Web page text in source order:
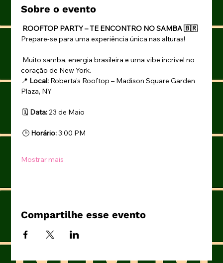
Sobre o evento
ROOFTOP PARTY – TE ENCONTRO NO SAMBA 🇧🇷
Prepare-se para uma experiência única nas alturas!
coração de New York.
📍 Local: Roberta’s Rooftop – Madison Square Garden
Plaza, NY
🗓 Data: 23 de Maio
🕒 Horário: 3:00 PM
Mostrar mais
Compartilhe esse evento